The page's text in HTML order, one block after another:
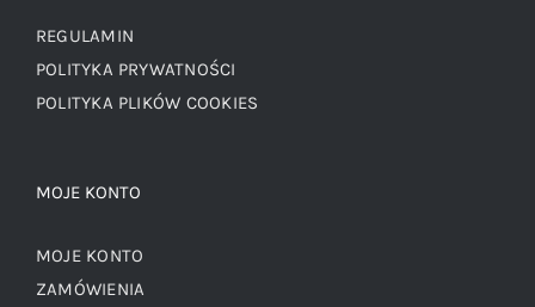
REGULAMIN
POLITYKA PRYWATNOŚCI
POLITYKA PLIKÓW COOKIES
MOJE KONTO
MOJE KONTO
ZAMÓWIENIA